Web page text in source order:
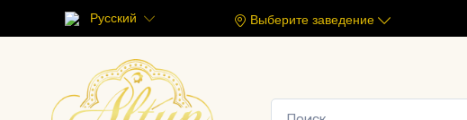
Русский Выберите заведение